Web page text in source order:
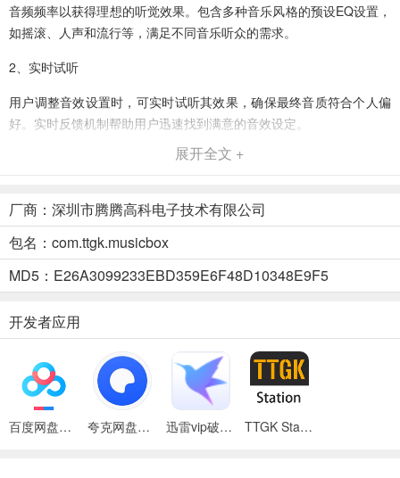
音频频率以获得理想的听觉效果。包含多种音乐风格的预设EQ设置，
如摇滚、人声和流行等，满足不同音乐听众的需求。
2、实时试听
用户调整音效设置时，可实时试听其效果，确保最终音质符合个人偏
好。实时反馈机制帮助用户迅速找到满意的音效设定。
启设备
4、个性化和云端保存
喜欢的EQ设置可以实时保存进设备，下次使用可以被读取当前设置。
用户能在不同设备之间轻松同步其个性化设置。
5、麦克风增益调整
提供麦克风增益调整功能，用户可以根据需要增强或减弱麦克风的输
入级别。这一功能特别适用于录音和通话场景，帮助用户获得更清晰
的声音输入。
展开全文 +
厂商：深圳市腾腾高科电子技术有限公司
包名：com.ttgk.musicbox
MD5：E26A3099233EBD359E6F48D10348E9F5
开发者应用
百度网盘绿色免安装Pc电脑版 夸克网盘官方正式版 迅雷vip破解版永久会员2024版 TTGK Station软件